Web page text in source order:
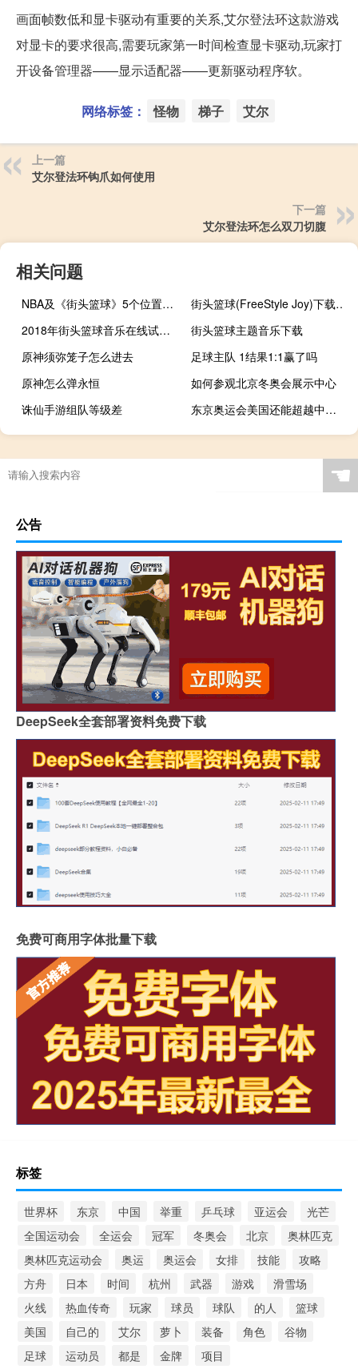
画面帧数低和显卡驱动有重要的关系,艾尔登法环这款游戏
对显卡的要求很高,需要玩家第一时间检查显卡驱动,玩家打
开设备管理器——显示适配器——更新驱动程序软。
网络标签： 怪物 梯子 艾尔
上一篇
艾尔登法环钩爪如何使用
下一篇
艾尔登法环怎么双刀切腹
相关问题
NBA及《街头篮球》5个位置的详细介绍
街头篮球(FreeStyle Joy)下载(电脑、安卓和IOS所有版本)
2018年街头篮球音乐在线试听及下载
街头篮球主题音乐下载
原神须弥笼子怎么进去
足球主队 1结果1:1赢了吗
原神怎么弹永恒
如何参观北京冬奥会展示中心
诛仙手游组队等级差
东京奥运会美国还能超越中国吗
单板滑雪必须请教练吗
“是事与心违”的出处是哪里
三星手机录音在哪里
最终幻想启示录 ☚
公告
DeepSeek全套部署资料免费下载
免费可商用字体批量下载
标签
世界杯 东京 中国 举重 乒乓球 亚运会
光芒
全国运动会
全运会 冠军 冬奥会 北京
奥林匹克
奥林匹克运动会
奥运 奥运会 女排 技能
攻略
方舟
日本 时间 杭州 武器 游戏
滑雪场
火线
热血传奇 玩家 球员 球队 的人
篮球
美国
自己的 艾尔 萝卜 装备 角色
谷物
足球
运动员 都是 金牌 项目